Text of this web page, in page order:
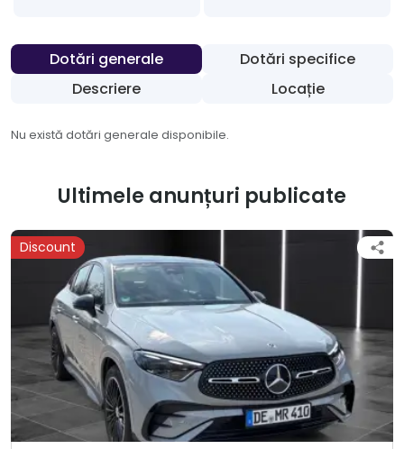
Dotări generale
Dotări specifice
Descriere
Locație
Nu există dotări generale disponibile.
Ultimele anunțuri publicate
Discount